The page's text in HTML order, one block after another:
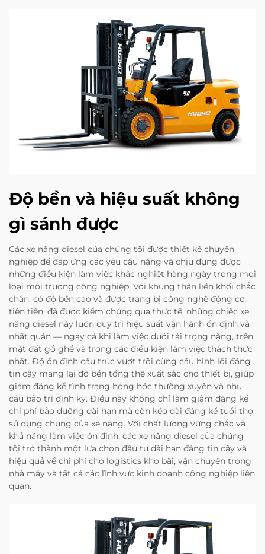
Độ bền và hiệu suất không
gì sánh được
Các xe nâng diesel của chúng tôi được thiết kế chuyên
nghiệp để đáp ứng các yêu cầu nặng và chịu đựng được
những điều kiện làm việc khắc nghiệt hàng ngày trong mọi
loại môi trường công nghiệp. Với khung thân liền khối chắc
chắn, có độ bền cao và được trang bị công nghệ động cơ
tiên tiến, đã được kiểm chứng qua thực tế, những chiếc xe
nâng diesel này luôn duy trì hiệu suất vận hành ổn định và
nhất quán — ngay cả khi làm việc dưới tải trọng nặng, trên
mặt đất gồ ghề và trong các điều kiện làm việc thách thức
nhất. Độ ổn định cấu trúc vượt trội cùng cấu hình lõi đáng
tin cậy mang lại độ bền tổng thể xuất sắc cho thiết bị, giúp
giảm đáng kể tình trạng hỏng hóc thường xuyên và nhu
cầu bảo trì định kỳ. Điều này không chỉ làm giảm đáng kể
chi phí bảo dưỡng dài hạn mà còn kéo dài đáng kể tuổi thọ
sử dụng chung của xe nâng. Với chất lượng vững chắc và
khả năng làm việc ổn định, các xe nâng diesel của chúng
tôi trở thành một lựa chọn đầu tư dài hạn đáng tin cậy và
hiệu quả về chi phí cho logistics kho bãi, vận chuyển trong
nhà máy và tất cả các lĩnh vực kinh doanh công nghiệp liên
quan.